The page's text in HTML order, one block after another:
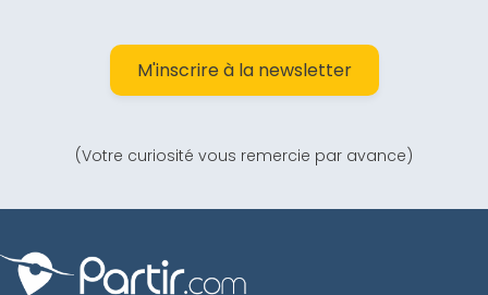
M'inscrire à la newsletter
(Votre curiosité vous remercie par avance)